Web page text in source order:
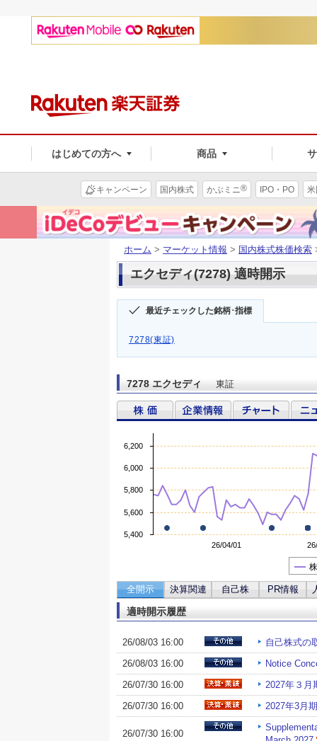
はじめての方へ 商品
キャンペーン 国内株式 かぶミニ® IPO・PO
ホーム > マーケット情報 > 国内株式株価検索
エクセディ(7278) 適時開示
最近チェックした銘柄･指標
7278(東証)
7278 エクセディ 東証